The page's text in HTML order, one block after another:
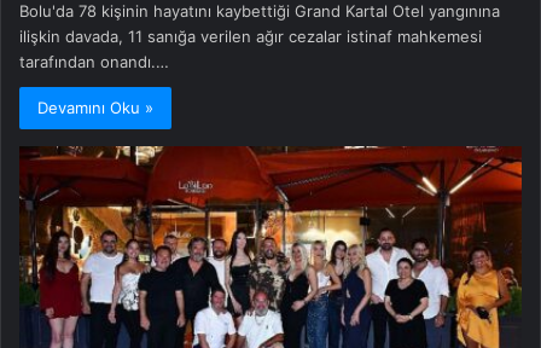
Bolu'da 78 kişinin hayatını kaybettiği Grand Kartal Otel yangınına
ilişkin davada, 11 sanığa verilen ağır cezalar istinaf mahkemesi
tarafından onandı.…
Devamını Oku »